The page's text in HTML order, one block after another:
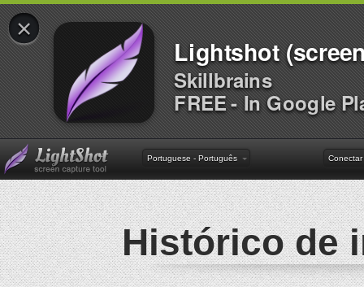
×
Lightshot
Skillbrains
FREE - In Google
Portuguese - Português Conectar
Histórico de